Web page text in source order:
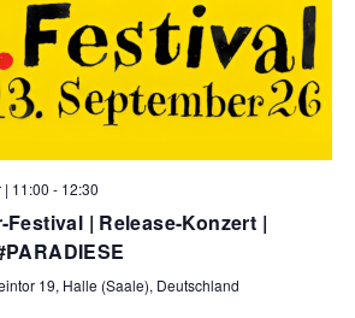
| 11:00 - 12:30
Festival | Release-Konzert |
19, Halle (Saale), Deutschland